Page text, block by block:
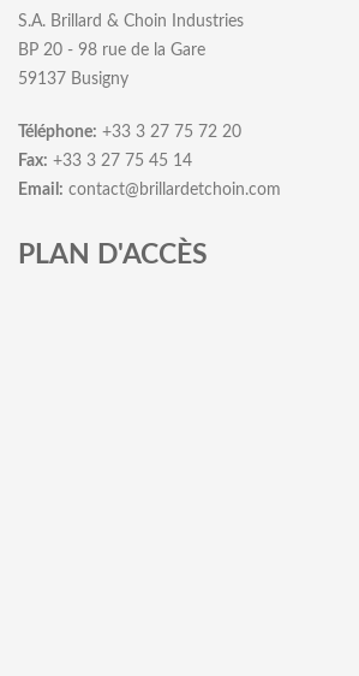
S.A. Brillard & Choin Industries
BP 20 - 98 rue de la Gare
59137 Busigny
Téléphone: +33 3 27 75 72 20
Fax: +33 3 27 75 45 14
Email: contact@brillardetchoin.com
PLAN D'ACCÈS